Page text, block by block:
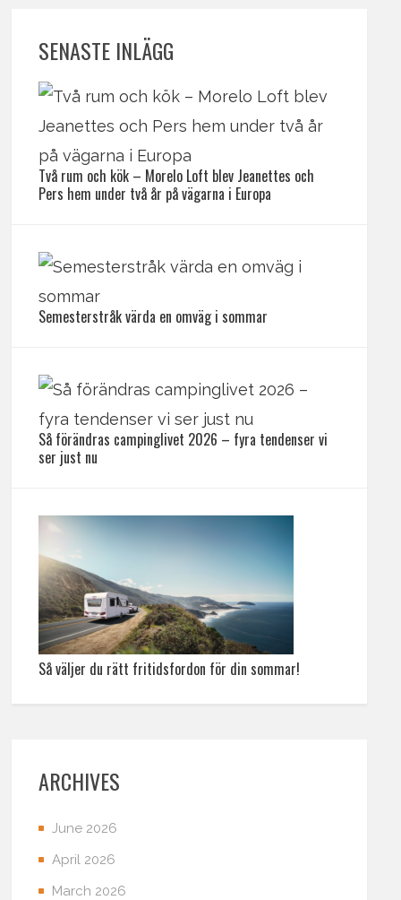
SENASTE INLÄGG
Två rum och kök – Morelo Loft blev Jeanettes och
Pers hem under två år på vägarna i Europa
Semesterstråk värda en omväg i sommar
Så förändras campinglivet 2026 – fyra tendenser vi
ser just nu
Så väljer du rätt fritidsfordon för din sommar!
ARCHIVES
June 2026
April 2026
March 2026